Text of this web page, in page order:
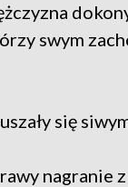
swym
się
nagranie